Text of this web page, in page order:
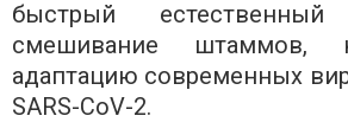
быстрый
смешивание штаммов,
адаптацию современных
SARS-CoV-2.